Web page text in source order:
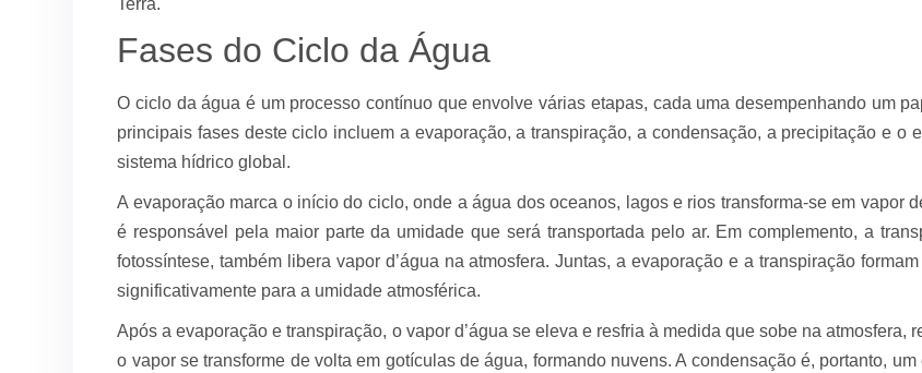
Terra.
Fases do Ciclo da Água
O ciclo da água é um processo contínuo que envolve várias etapas, cada uma desempenhando um
principais fases deste ciclo incluem a evaporação, a transpiração, a condensação, a precipitação e o
sistema hídrico global.
A evaporação marca o início do ciclo, onde a água dos oceanos, lagos e rios transforma-se em vapor
é responsável pela maior parte da umidade que será transportada pelo ar. Em complemento, a
fotossíntese, também libera vapor d’água na atmosfera. Juntas, a evaporação e a transpiração
significativamente para a umidade atmosférica.
Após a evaporação e transpiração, o vapor d’água se eleva e resfria à medida que sobe na
o vapor se transforme de volta em gotículas de água, formando nuvens. A condensação é, portanto,